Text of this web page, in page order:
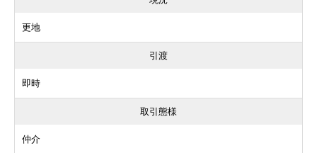
更地
引渡
即時
取引態様
仲介